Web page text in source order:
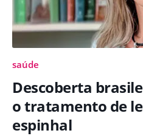
saúde
Descoberta
o tratamento de
espinhal